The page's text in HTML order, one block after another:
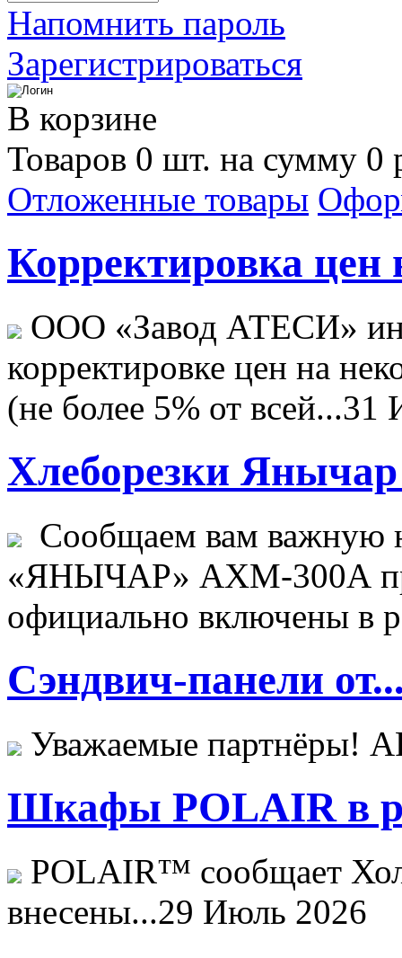
Напомнить пароль
Зарегистрироваться
В корзине
Товаров 0 шт. на сумму 0
Отложенные товары
Корректировка цен
ООО «Завод АТЕСИ»
корректировке цен на
(не более 5% от всей...31
Хлеборезки Янычар
Сообщаем вам важную
«ЯНЫЧАР» АХМ-300А
официально включены в
Сэндвич-панели
Уважаемые
Шкафы POLAIR в
POLAIR™ сообщает
внесены...29 Июль 2026